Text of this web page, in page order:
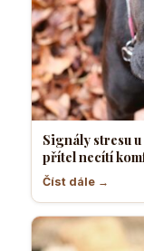
Signály stresu
přítel necítí
Číst dále →